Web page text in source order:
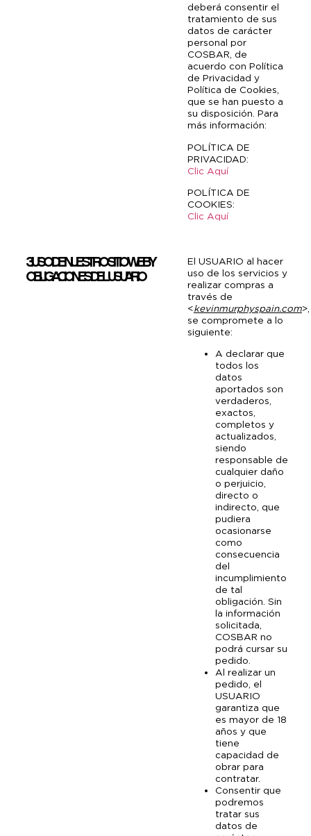
deberá consentir el
tratamiento de sus
datos de carácter
personal por
COSBAR, de
acuerdo con Política
de Privacidad y
Política de Cookies,
que se han puesto a
su disposición. Para
más información:
POLÍTICA DE
PRIVACIDAD:
Clic Aquí
POLÍTICA DE
COOKIES:
Clic Aquí
3. USO DE NUESTRO SITIO WEB Y
OBLIGACIONES DEL USUARIO
El USUARIO al hacer
uso de los servicios y
realizar compras a
través de
<kevinmurphyspain.com>,
se compromete a lo
siguiente:
A declarar que
todos los
datos
aportados son
verdaderos,
exactos,
completos y
actualizados,
siendo
responsable de
cualquier daño
o perjuicio,
directo o
indirecto, que
pudiera
ocasionarse
como
consecuencia
del
incumplimiento
de tal
obligación. Sin
la información
solicitada,
COSBAR no
podrá cursar su
pedido.
Al realizar un
pedido, el
USUARIO
garantiza que
es mayor de 18
años y que
tiene
capacidad de
obrar para
contratar.
Consentir que
podremos
tratar sus
datos de